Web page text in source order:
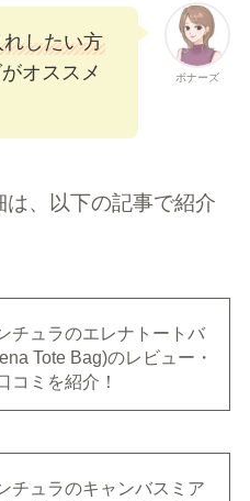
ボナーズ
したい方
オススメ
、以下の記事で紹介
チュラのエレナトートバ
Tote Bag)のレビュー・
コミを紹介！
チュラのキャンバスミア